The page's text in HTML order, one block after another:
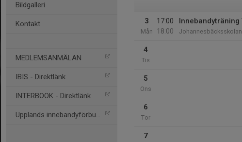
Bildgalleri
Kontakt
MEDLEMSANMÄLAN
IBIS - Direktlänk
INTERBOOK - Direktlänk
Upplands innebandyförbund
3
Mån
17:00
18:00
Innebandyträning
4
Tis
5
Ons
6
Tor
7